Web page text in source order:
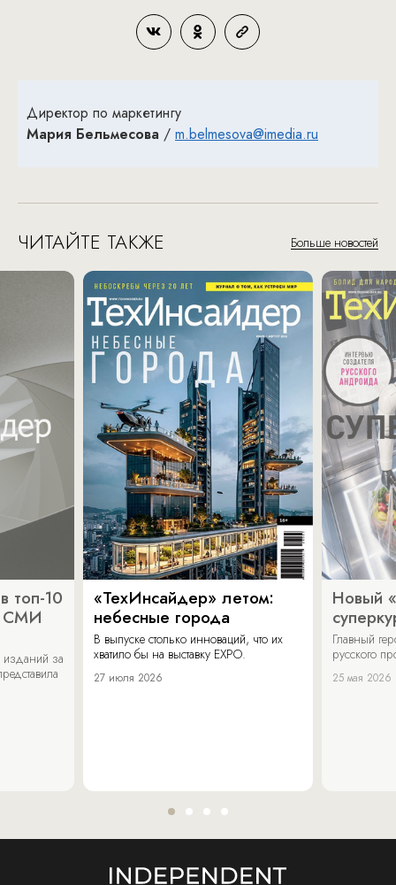
Директор по маркетингу
Мария Бельмесова / m.belmesova@imedia.ru
ЧИТАЙТЕ ТАКЖЕ Больше новостей
топ-10
СМИ
изданий за
«ТехИнсайдер» летом:
небесные города
В выпуске столько инноваций, что их
хватило бы на выставку EXPO.
27 июля 2026
Новый
Главный
русского
25 мая 2026